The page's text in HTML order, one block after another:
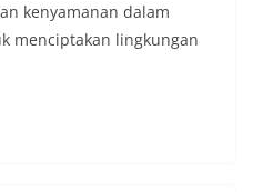
kenyamanan dalam
menciptakan lingkungan